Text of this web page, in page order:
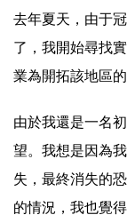
去年夏天，由于
了，我開始尋找
業為開拓該地區
由於我還是一名
望。我想是因為
失，最終消失的
的情況，我也覺